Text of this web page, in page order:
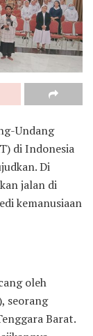
Undang
di Indonesia
Di
jalan di
kemanusiaan
oleh
seorang
Barat.